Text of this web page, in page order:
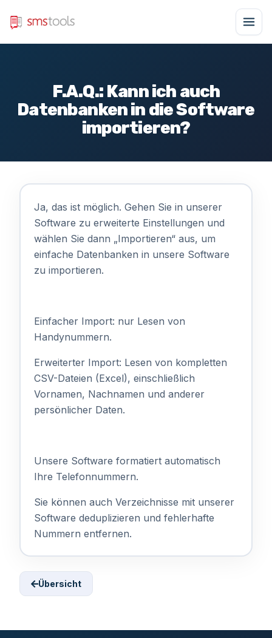
F.A.Q.: Kann ich auch
Datenbanken in die Software
importieren?
Ja, das ist möglich. Gehen Sie in unserer
Software zu erweiterte Einstellungen und
wählen Sie dann „Importieren“ aus, um
einfache Datenbanken in unsere Software
zu importieren.
Einfacher Import: nur Lesen von
Handynummern.
Erweiterter Import: Lesen von kompletten
CSV-Dateien (Excel), einschließlich
Vornamen, Nachnamen und anderer
persönlicher Daten.
Unsere Software formatiert automatisch
Ihre Telefonnummern.
Sie können auch Verzeichnisse mit unserer
Software deduplizieren und fehlerhafte
Nummern entfernen.
Übersicht